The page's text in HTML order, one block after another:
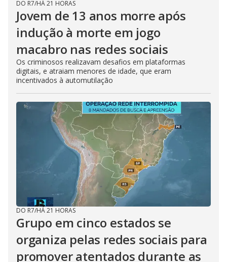
DO R7/HÁ 21 HORAS
Jovem de 13 anos morre após
indução à morte em jogo
macabro nas redes sociais
Os criminosos realizavam desafios em plataformas
digitais, e atraiam menores de idade, que eram
incentivados à automutilação
DO R7/HÁ 21 HORAS
Grupo em cinco estados se
organiza pelas redes sociais para
promover atentados durante as